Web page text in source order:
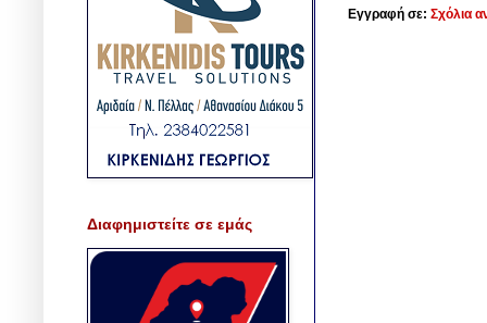
Εγγραφή σε: Σχόλια
Διαφημιστείτε σε εμάς